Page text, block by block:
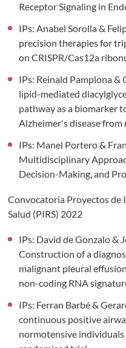
Receptor Signaling in
IPs: Anabel Sorolla &
precision therapies for
on CRISPR/Cas12a
IPs: Reinald Pamplona &
lipid-mediated
pathway as a biomarker
Alzheimer's disease from
IPs: Manel Portero &
Multidisciplinary
Decision-Making, and
Convocatoria Proyectos de
Salud (PIRS) 2022
IPs: David de Gonzalo &
Construction of a
malignant pleural
non-coding RNA
IPs: Ferran Barbé &
continuous positive
normotensive